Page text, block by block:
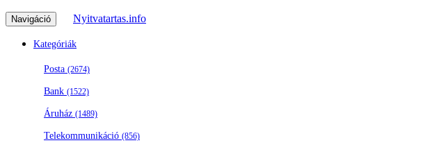
Navigáció Nyitvatartas.info
Kategóriák
Posta (2674)
Bank (1522)
Áruház (1489)
Telekommunikáció (856)